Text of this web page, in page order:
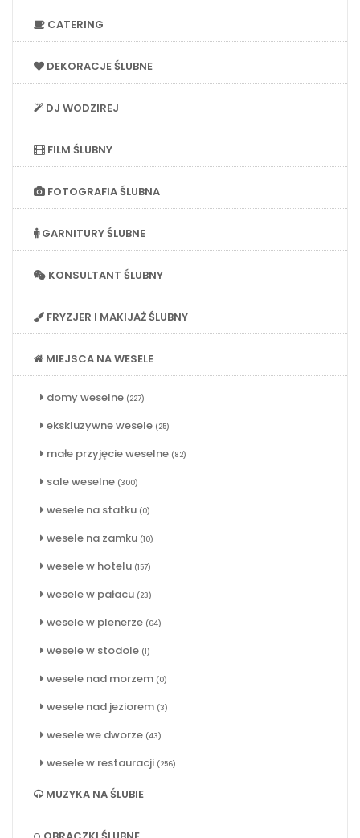
CATERING
DEKORACJE ŚLUBNE
DJ WODZIREJ
FILM ŚLUBNY
FOTOGRAFIA ŚLUBNA
GARNITURY ŚLUBNE
KONSULTANT ŚLUBNY
FRYZJER I MAKIJAŻ ŚLUBNY
MIEJSCA NA WESELE
domy weselne (227)
ekskluzywne wesele (25)
małe przyjęcie weselne (82)
sale weselne (300)
wesele na statku (0)
wesele na zamku (10)
wesele w hotelu (157)
wesele w pałacu (23)
wesele w plenerze (64)
wesele w stodole (1)
wesele nad morzem (0)
wesele nad jeziorem (3)
wesele we dworze (43)
wesele w restauracji (256)
MUZYKA NA ŚLUBIE